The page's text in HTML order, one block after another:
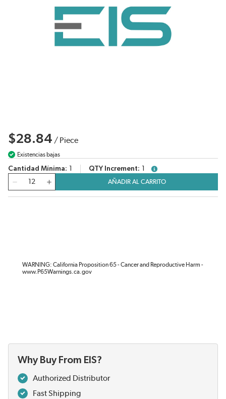
$28.84 / Piece
Existencias bajas
Cantidad Mínima QTY Increment
more info
Cantidad
AÑADIR AL CARRITO
WARNING: California Proposition 65 - Cancer and Reproductive Harm -
www.P65Warnings.ca.gov
Why Buy From EIS?
Authorized Distributor
Fast Shipping